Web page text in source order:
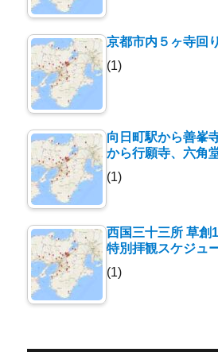
京都市内５ヶ寺回
(1)
向日町駅から善峯
から行願寺、六角
(1)
西国三十三所 草創
特別拝観スケジュ
(1)